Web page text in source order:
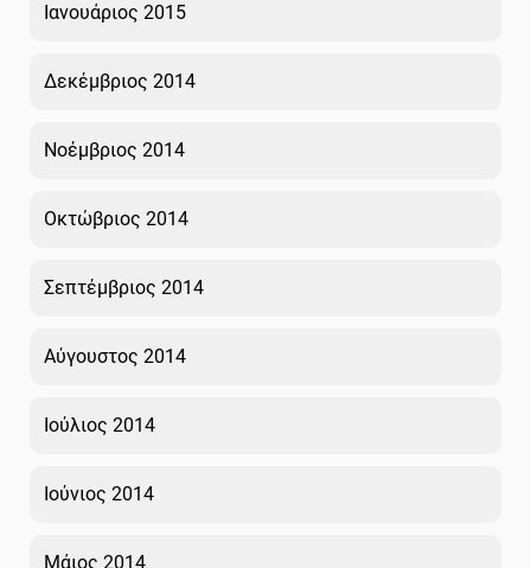
Ιανουάριος 2015
Δεκέμβριος 2014
Νοέμβριος 2014
Οκτώβριος 2014
Σεπτέμβριος 2014
Αύγουστος 2014
Ιούλιος 2014
Ιούνιος 2014
Μάιος 2014